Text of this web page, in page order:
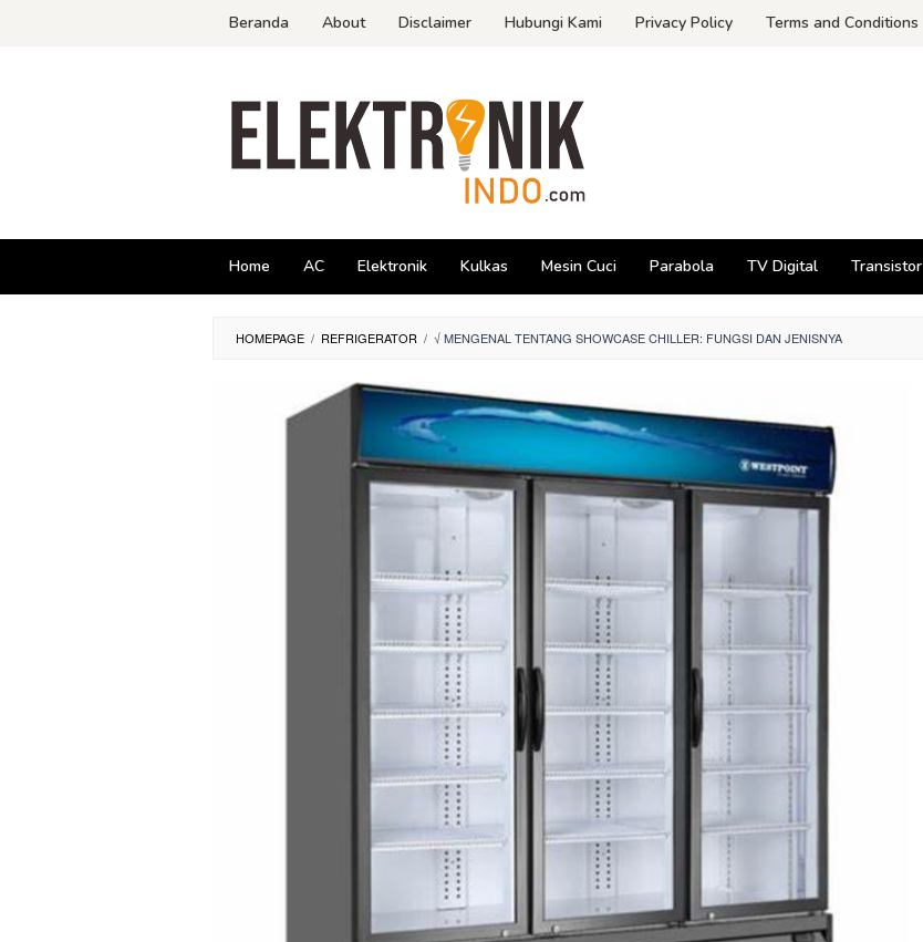
Beranda About Disclaimer Hubungi Kami Privacy Policy Terms and Conditions
Home AC Elektronik Kulkas Mesin Cuci Parabola TV Digital Transistor
HOMEPAGE / REFRIGERATOR / √ MENGENAL TENTANG SHOWCASE CHILLER: FUNGSI DAN JENISNYA